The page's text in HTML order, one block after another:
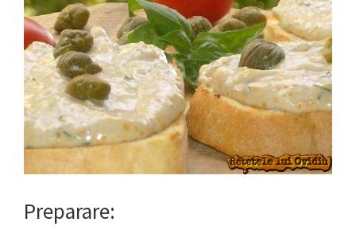
Preparare: